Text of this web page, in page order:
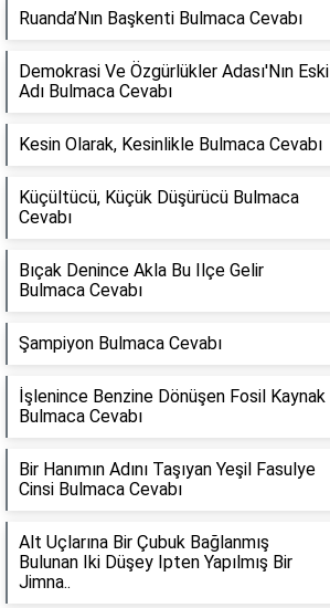
Ruanda’Nın Başkenti Bulmaca Cevabı
Demokrasi Ve Özgürlükler Adası'Nın Eski
Adı Bulmaca Cevabı
Kesin Olarak, Kesinlikle Bulmaca Cevabı
Küçültücü, Küçük Düşürücü Bulmaca
Cevabı
Bıçak Denince Akla Bu Ilçe Gelir
Bulmaca Cevabı
Şampiyon Bulmaca Cevabı
İşlenince Benzine Dönüşen Fosil Kaynak
Bulmaca Cevabı
Bir Hanımın Adını Taşıyan Yeşil Fasulye
Cinsi Bulmaca Cevabı
Alt Uçlarına Bir Çubuk Bağlanmış
Bulunan Iki Düşey Ipten Yapılmış Bir
Jimna..